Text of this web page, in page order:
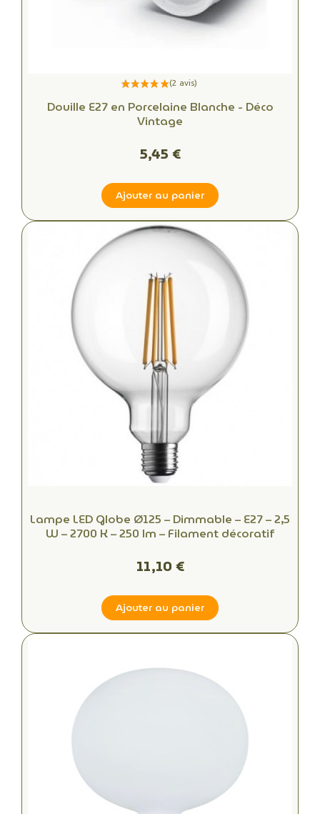
Douille E27 en Porcelaine Blanche - Déco
Vintage
5,45 €
Ajouter au panier
Lampe LED Globe Ø125 – Dimmable – E27 – 2,5
W – 2700 K – 250 lm – Filament décoratif
11,10 €
Ajouter au panier